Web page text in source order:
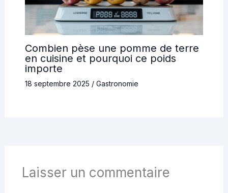
Combien pèse une pomme de terre
en cuisine et pourquoi ce poids
importe
18 septembre 2025 / Gastronomie
Laisser un commentaire